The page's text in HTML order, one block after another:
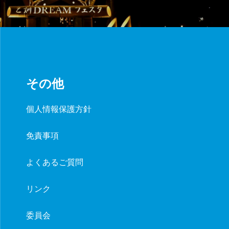
その他
個人情報保護方針
免責事項
よくあるご質問
リンク
委員会